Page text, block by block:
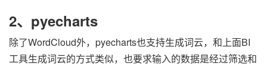
2、pyecharts
除了WordCloud外，pyecharts也支持生成词云，和上面BI
工具生成词云的方式类似，也要求输入的数据是经过筛选和